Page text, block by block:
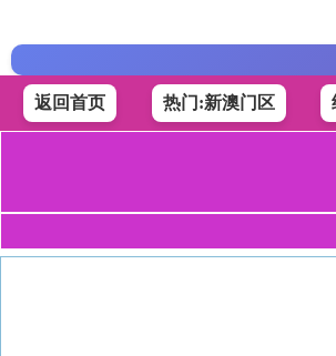
返回首页 热门:新澳门区